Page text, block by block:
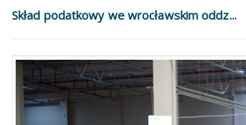
Skład podatkowy we wrocławskim oddz...